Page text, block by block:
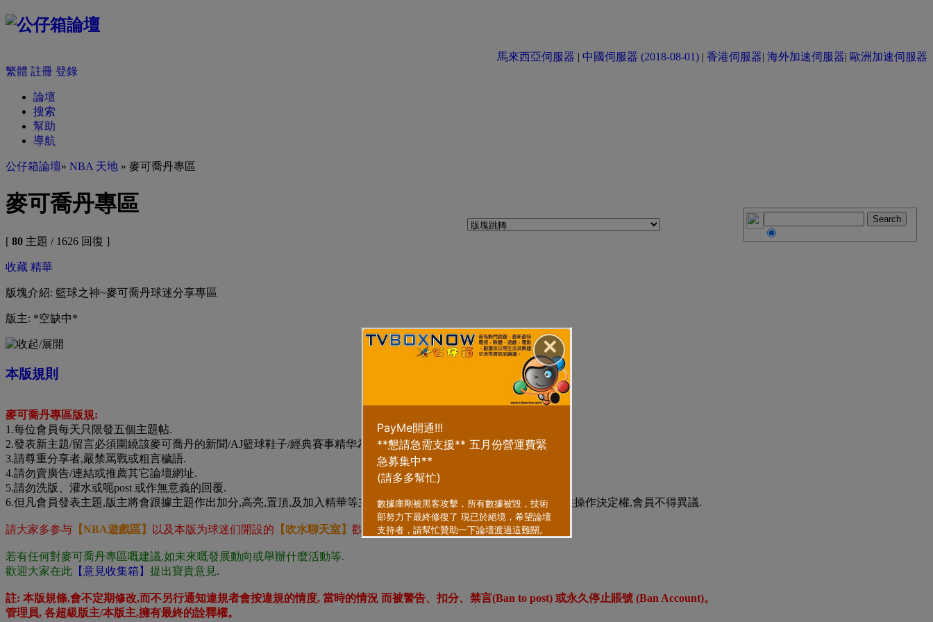
✕
馬來西亞伺服器 | 中國伺服器 (2018-08-01) | 香港伺服器| 海外加速伺服器| 歐洲加速伺服器
繁體 註冊 登錄
論壇
搜索
幫助
導航
公仔箱論壇» NBA 天地 » 麥可喬丹專區
麥可喬丹專區
[ 80 主題 / 1626 回復 ]
收藏 精華
版塊介紹: 籃球之神~麥可喬丹球迷分享專區
版主: *空缺中*
本版規則
麥可喬丹專區版規:
1.每位會員每天只限發五個主題帖.
2.發表新主題/留言必須圍繞該麥可喬丹的新聞/AJ籃球鞋子/經典賽事精华為内容,嚴禁講與無關的事.
3.請尊重分享者,嚴禁罵戰或粗言穢語.
4.請勿賣廣告/連結或推薦其它論壇網址.
5.請勿洗版、灌水或呃post 或作無意義的回覆.
6.但凡會員發表主題,版主將會跟據主題作出加分,高亮,置頂,及加入精華等主題操作.NBA天地各版主將擁有此類獎勵性操作決定權,會員不得異議.
請大家多参与 【NBA遊戲區】 以及本版为球迷们開設的 【吹水聊天室】 歡迎大家一起交流與分享.
若有任何對麥可喬丹專區嘅建議,如未來嘅發展動向或舉辦什麼活動等.
歡迎大家在此 【意見收集箱】 提出寶貴意見.
註: 本版規條,會不定期修改,而不另行通知違規者會按違規的情度, 當時的情況 而被警告、扣分、禁言(Ban to post) 或永久停止賬號 (Ban Account)。
管理員, 各超級版主/本版主,擁有最終的詮釋權。